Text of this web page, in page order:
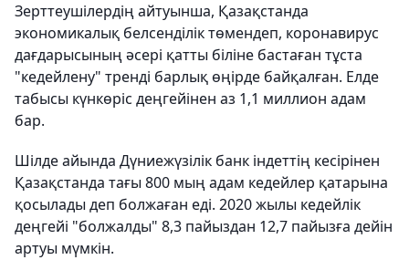
Зерттеушілердің айтуынша, Қазақстанда
экономикалық белсенділік төмендеп, коронавирус
дағдарысының әсері қатты біліне бастаған тұста
"кедейлену" тренді барлық өңірде байқалған. Елде
табысы күнкөріс деңгейінен аз 1,1 миллион адам
бар.
Шілде айында Дүниежүзілік банк індеттің кесірінен
Қазақстанда тағы 800 мың адам кедейлер қатарына
қосылады деп болжаған еді. 2020 жылы кедейлік
деңгейі "болжалды" 8,3 пайыздан 12,7 пайызға дейін
артуы мүмкін.